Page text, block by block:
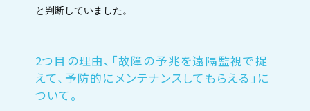
と判断していました。
2つ目の理由、「故障の予兆を遠隔監視で捉
えて、予防的にメンテナンスしてもらえる」に
ついて。